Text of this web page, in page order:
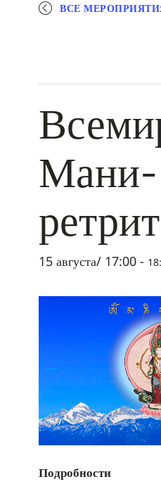
ВСЕ
Мани-
15 августа/ 17:00 -
Подробности